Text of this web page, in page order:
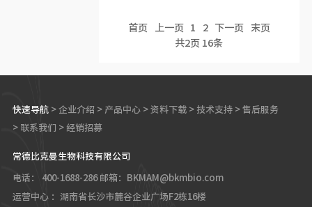
首页 上一页 1 2 下一页
末页
共2页 16条
快速导航 > 企业介绍 > 产品中心 > 资料下载 > 技术支持 > 售后服务
> 联系我们 > 经销招募
常德比克曼生物科技有限公司
电话： 400-1688-286邮箱：BKMAM@bkmbio.com
运营中心 ：湖南省长沙市麓谷企业广场F2栋16楼